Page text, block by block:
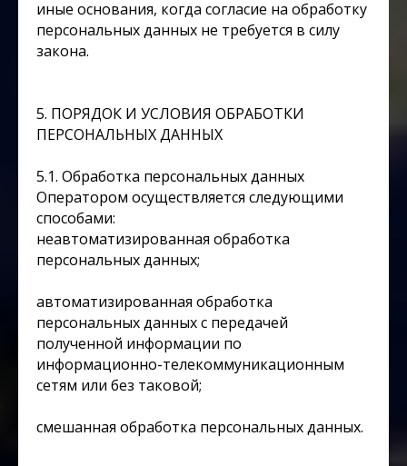
иные основания, когда согласие на обработку
персональных данных не требуется в силу
закона.
5. ПОРЯДОК И УСЛОВИЯ ОБРАБОТКИ
ПЕРСОНАЛЬНЫХ ДАННЫХ
5.1. Обработка персональных данных
Оператором осуществляется следующими
способами:
неавтоматизированная обработка
персональных данных;
автоматизированная обработка
персональных данных с передачей
полученной информации по
информационно-телекоммуникационным
сетям или без таковой;
смешанная обработка персональных данных.